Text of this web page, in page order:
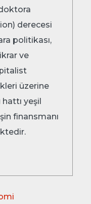
derecesi
politikası,
ve
üzerine
yeşil
finansmanı